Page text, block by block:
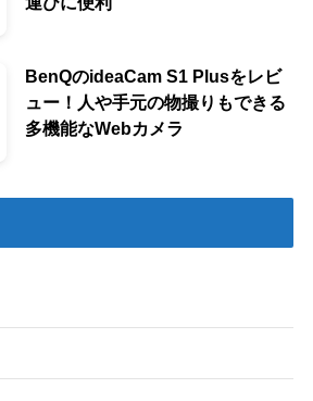
BenQのideaCam S1 Plusをレビ
ュー！人や手元の物撮りもできる
多機能なWebカメラ